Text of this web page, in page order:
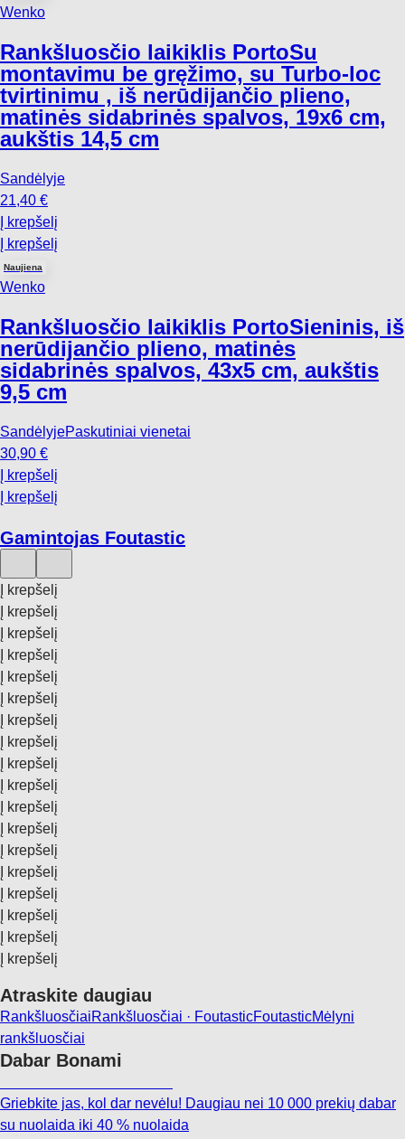
Wenko
Rankšluosčio laikiklis PortoSu
montavimu be gręžimo, su Turbo-loc
tvirtinimu , iš nerūdijančio plieno,
matinės sidabrinės spalvos, 19x6 cm,
aukštis 14,5 cm
Sandėlyje
21,40 €
Į krepšelį
Į krepšelį
Naujiena
Wenko
Rankšluosčio laikiklis PortoSieninis, iš
nerūdijančio plieno, matinės
sidabrinės spalvos, 43x5 cm, aukštis
9,5 cm
SandėlyjePaskutiniai vienetai
30,90 €
Į krepšelį
Į krepšelį
Gamintojas Foutastic
Į krepšelį
Į krepšelį
Į krepšelį
Į krepšelį
Į krepšelį
Į krepšelį
Į krepšelį
Į krepšelį
Į krepšelį
Į krepšelį
Į krepšelį
Į krepšelį
Į krepšelį
Į krepšelį
Į krepšelį
Į krepšelį
Į krepšelį
Į krepšelį
Atraskite daugiau
RankšluosčiaiRankšluosčiai · FoutasticFoutasticMėlyni
rankšluosčiai
Dabar Bonami
Griebkite jas, kol dar nevėlu! Daugiau nei 10 000 prekių dabar
su nuolaida iki 40 % nuolaida